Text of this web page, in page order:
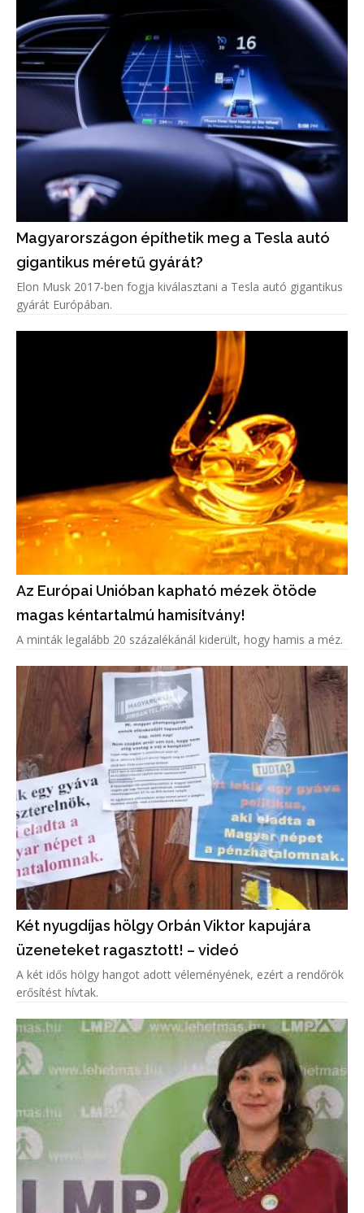
Magyarországon építhetik meg a Tesla autó
gigantikus méretű gyárát?
Elon Musk 2017-ben fogja kiválasztani a Tesla autó gigantikus
gyárát Európában.
Az Európai Unióban kapható mézek ötöde
magas kéntartalmú hamisítvány!
A minták legalább 20 százalékánál kiderült, hogy hamis a méz.
Két nyugdíjas hölgy Orbán Viktor kapujára
üzeneteket ragasztott! – videó
A két idős hölgy hangot adott véleményének, ezért a rendőrök
erősítést hívtak.